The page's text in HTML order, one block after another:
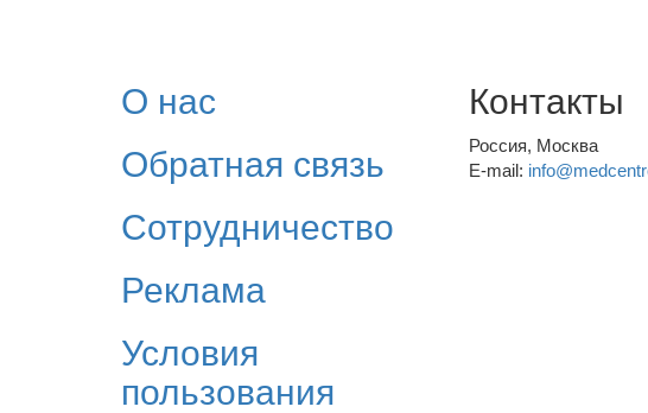
О нас
Обратная связь
Сотрудничество
Реклама
Условия
пользования
Контакты
Россия, Москва
E-mail: